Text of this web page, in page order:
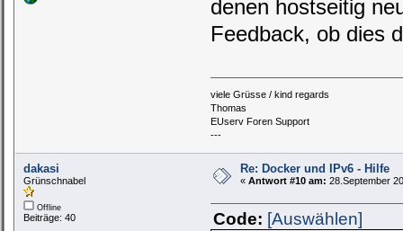
denen hostseitig
Feedback, ob dies
viele Grüsse / kind regards
Thomas
EUserv Foren Support
---
dakasi
Grünschnabel
Offline
Beiträge: 40
Re: Docker und IPv6 - Hilfe
« Antwort #10 am: 28.September
Code: [Auswählen]